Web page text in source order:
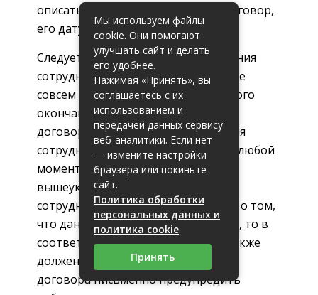
описать заключенный трудовой договор,
его дату и условия.
Следует заметить, что для увольнения
сотрудника на испытательном сроке
совсем не обязательно ждать полного
окончания испытания, расторгнуть
договор по причине несоответствия
сотрудника работодатель может в любой
момент, главное соблюсти
вышеуказанные условия. Если же
сотрудник сам принимает решение о том,
что данная работа ему не подходит, то в
соответствии со ст.71 кодекса он также
должен за три дня до расторжения
договора письменно предупредить
Мы используем файлы
cookie. Они помогают
улучшать сайт и делать
его удобнее.
Нажимая «Принять», вы
соглашаетесь с их
использованием и
передачей данных сервису
веб-аналитики. Если нет
— измените настройки
браузера или покиньте
сайт.
Политика обработки
персональных данных и
политика cookie
Принять